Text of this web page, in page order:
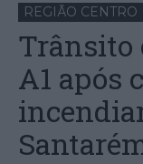
REGIÃO CENTRO
Trânsito
A1 após